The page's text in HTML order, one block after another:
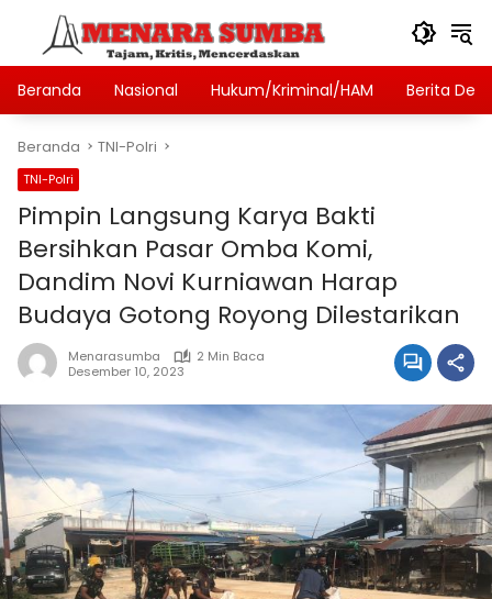
Langsung
konten
Beranda
Nasional Hukum/Kriminal/HAM Berita Desa
Beranda TNI-Polri
TNI-Polri
Pimpin Langsung Karya Bakti
Bersihkan Pasar Omba Komi,
Dandim Novi Kurniawan Harap
Budaya Gotong Royong Dilestarikan
Menarasumba
2 Min Baca
Desember 10, 2023